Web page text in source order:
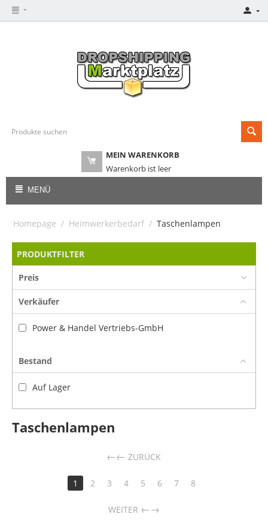
MEIN WARENKORB
Warenkorb ist leer
MENÜ
Homepage / Heimwerkerbedarf / Taschenlampen
PRODUKTFILTER
Preis
Verkäufer
Power & Handel Vertriebs-GmbH
Bestand
Auf Lager
Taschenlampen
← ZURÜCK
1 2 3 4 5 6 7 8
WEITER →